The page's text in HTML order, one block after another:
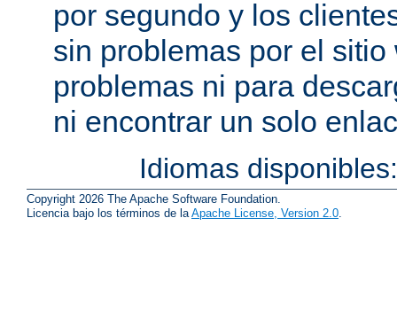
por segundo y los
sin problemas por el
problemas ni para
ni encontrar un solo
Idiomas
Copyright 2026 The Apache Software Foundation.
Licencia bajo los términos de la Apache License, Version 2.0